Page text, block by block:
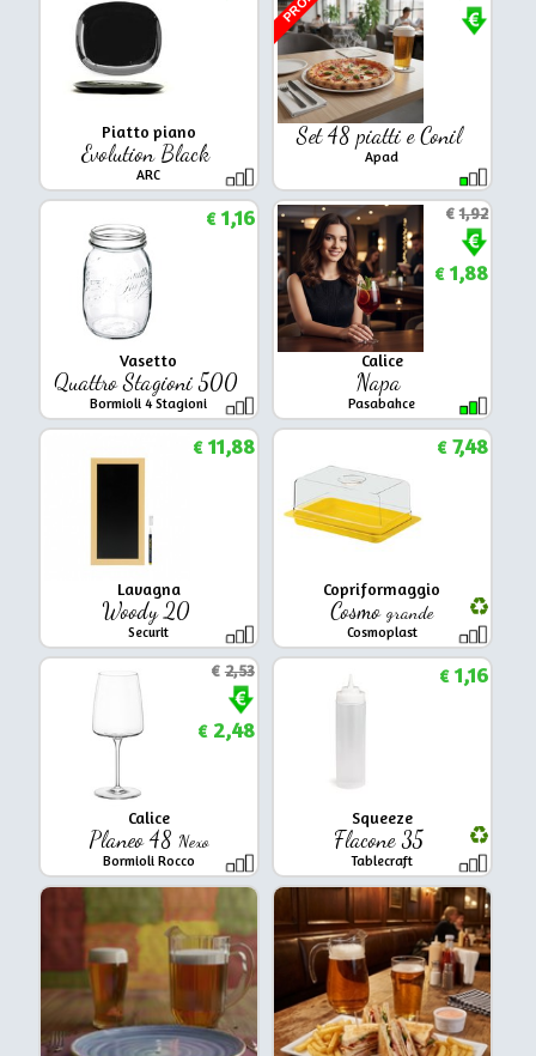
Piatto piano
Evolution Black
ARC
Set 48 piatti e Conil
Apad
Vasetto
Quattro Stagioni 500
Bormioli 4 Stagioni
€1,16
Calice
Napa
Pasabahce
€1,92
€1,88
Lavagna
Woody 20
Securit
€11,88
Copriformaggio
Cosmogrande
Cosmoplast
€7,48
Calice
Planeo 48 Nexo
Bormioli Rocco
€2,53
€2,48
Squeeze
Flacone 35
Tablecraft
€1,16